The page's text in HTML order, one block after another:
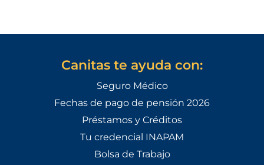
Canitas te ayuda con:
Seguro Médico
Fechas de pago de pensión 2026
Préstamos y Créditos
Tu credencial INAPAM
Bolsa de Trabajo